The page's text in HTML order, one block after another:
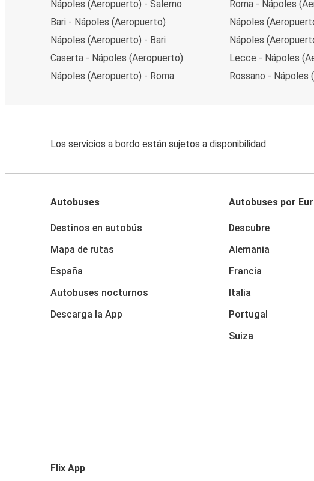
Nápoles (Aeropuerto) - Salerno
Bari - Nápoles (Aeropuerto)
Nápoles (Aeropuerto) - Bari
Caserta - Nápoles (Aeropuerto)
Nápoles (Aeropuerto) - Roma
Roma - Nápoles
Nápoles
Nápoles
Lecce - Nápoles
Rossano - Nápoles
Los servicios a bordo están sujetos a disponibilidad
Autobuses
Destinos en autobús
Mapa de rutas
España
Autobuses nocturnos
Descarga la App
Autobuses por
Descubre
Alemania
Francia
Italia
Portugal
Suiza
Flix App